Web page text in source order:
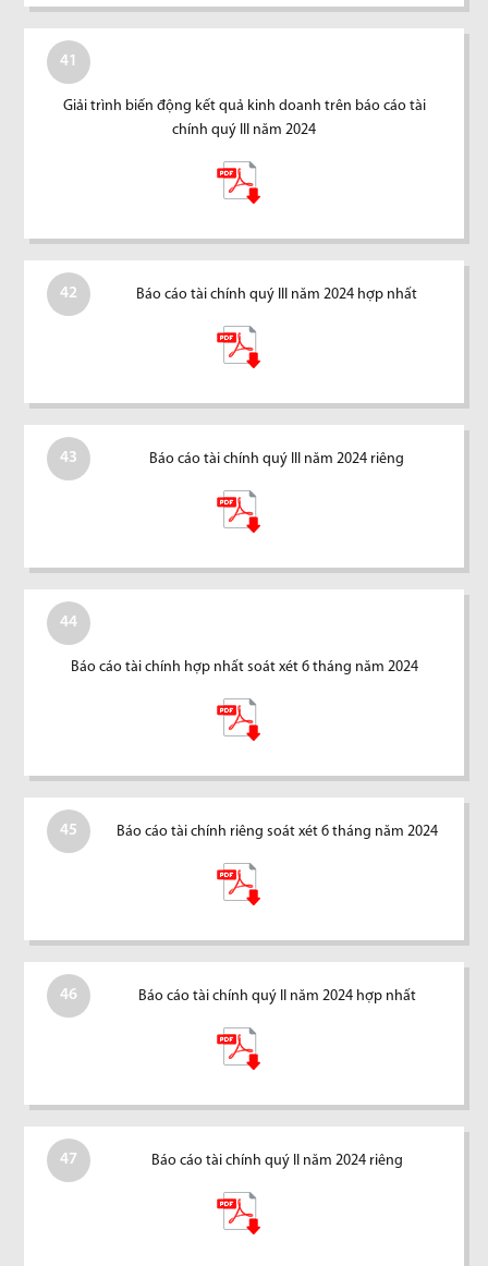
41
Giải trình biến động kết quả kinh doanh trên báo cáo tài
chính quý III năm 2024
42 Báo cáo tài chính quý III năm 2024 hợp nhất
43 Báo cáo tài chính quý III năm 2024 riêng
44
Báo cáo tài chính hợp nhất soát xét 6 tháng năm 2024
45 Báo cáo tài chính riêng soát xét 6 tháng năm 2024
46 Báo cáo tài chính quý II năm 2024 hợp nhất
47 Báo cáo tài chính quý II năm 2024 riêng